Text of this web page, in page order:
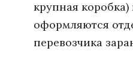
крупная коробка)
оформляются
перевозчика